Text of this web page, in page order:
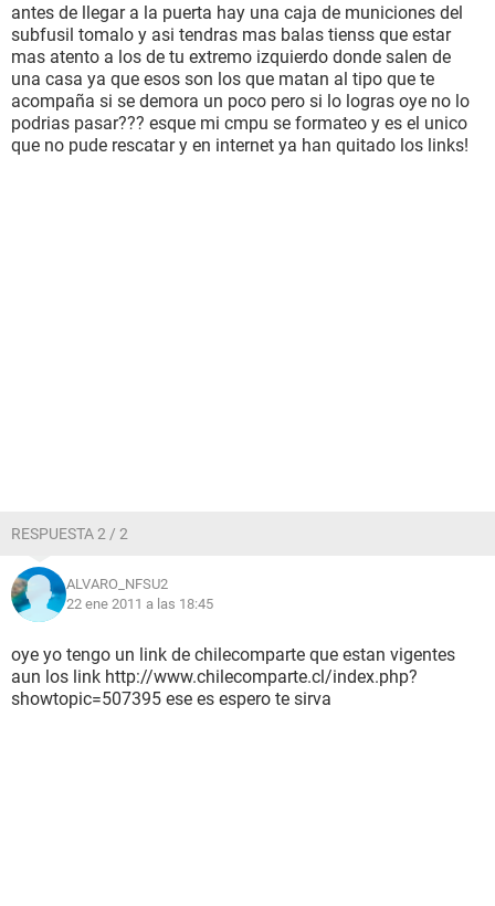
antes de llegar a la puerta hay una caja de municiones del
subfusil tomalo y asi tendras mas balas tienss que estar
mas atento a los de tu extremo izquierdo donde salen de
una casa ya que esos son los que matan al tipo que te
acompaña si se demora un poco pero si lo logras oye no lo
podrias pasar??? esque mi cmpu se formateo y es el unico
que no pude rescatar y en internet ya han quitado los links!
RESPUESTA 2 / 2
ALVARO_NFSU2
22 ene 2011 a las 18:45
oye yo tengo un link de chilecomparte que estan vigentes
aun los link http://www.chilecomparte.cl/index.php?
showtopic=507395 ese es espero te sirva